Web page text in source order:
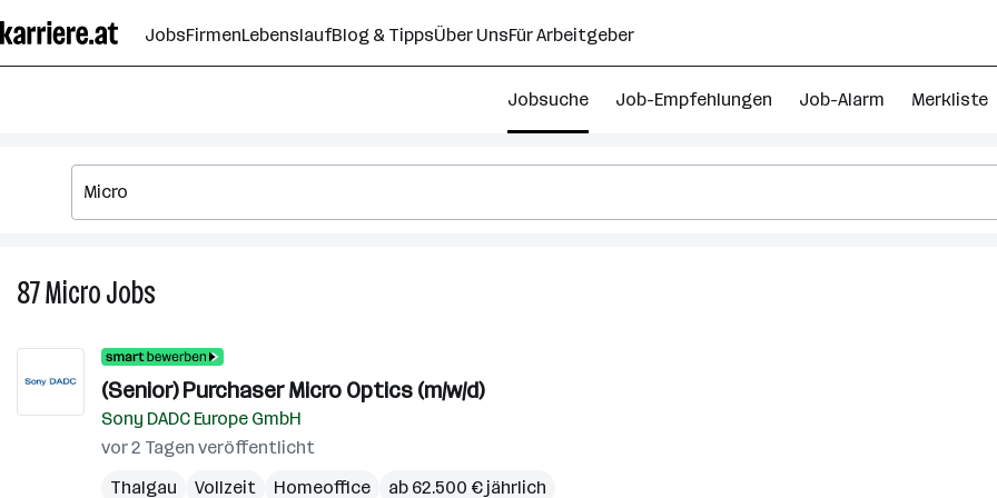
Seiteninhalt
springen
JobsFirmenLebenslaufBlog & TippsÜber UnsFür Arbeitgeber
Jobsuche Job-Empfehlungen Job-Alarm Merkliste
87MicroJobs
(Senior) Purchaser Micro Optics (m/w/d)
Sony DADC Europe GmbH
vor 2 Tagen veröffentlicht
Thalgau
Vollzeit Homeoffice ab 62.500 € jährlich